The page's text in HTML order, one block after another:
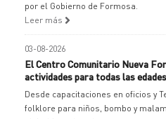
por el Gobierno de Formosa.
Leer más
03-08-2026
El Centro Comunitario Nueva
actividades para todas las edades
Desde capacitaciones en oficios y
folklore para niños, bombo y